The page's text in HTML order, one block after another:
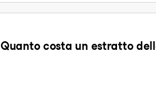
Quanto costa un estratto